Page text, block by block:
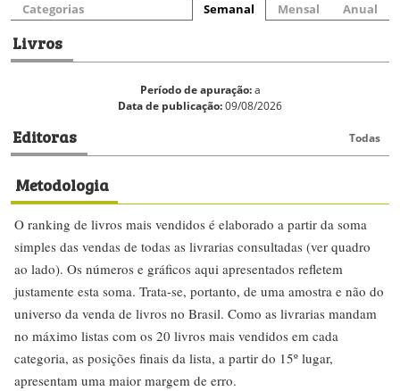
Categorias Semanal Mensal Anual
Livros
Período de apuração:a
Data de publicação:09/08/2026
Editoras Todas
Metodologia
O ranking de livros mais vendidos é elaborado a partir da soma
simples das vendas de todas as livrarias consultadas (ver quadro
ao lado). Os números e gráficos aqui apresentados refletem
justamente esta soma. Trata-se, portanto, de uma amostra e não do
universo da venda de livros no Brasil. Como as livrarias mandam
no máximo listas com os 20 livros mais vendidos em cada
categoria, as posições finais da lista, a partir do 15º lugar,
apresentam uma maior margem de erro.